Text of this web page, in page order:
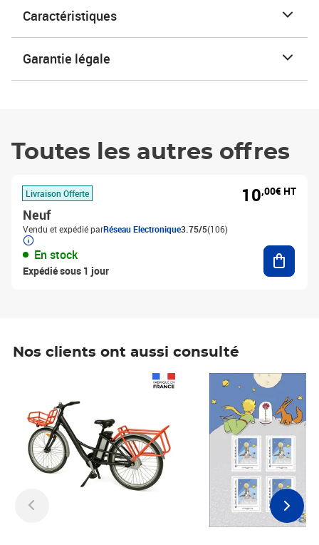
Caractéristiques
Garantie légale
Toutes les autres offres
Livraison Offerte
Neuf
Vendu et expédié parRéseau Electronique3.75/5(106)
En stock
Expédié sous 1 jour
10,00€ HT
Nos clients ont aussi consulté
Prix 6,25€ HT